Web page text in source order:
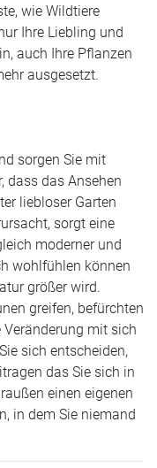
wie Wildtiere
Ihre Liebling und
auch Ihre Pflanzen
ausgesetzt.
sorgen Sie mit
dass das Ansehen
liebloser Garten
sorgt eine
moderner und
wohlfühlen können
größer wird.
greifen, befürchten
Veränderung mit sich
sich entscheiden,
das Sie sich in
einen eigenen
in dem Sie niemand